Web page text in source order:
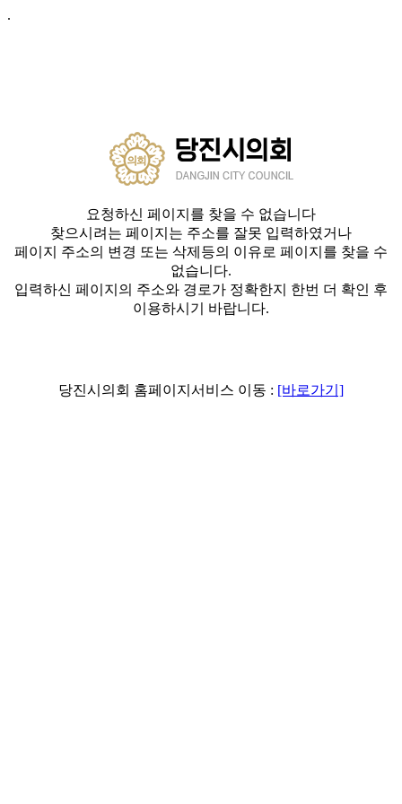
.
요청하신 페이지를 찾을 수 없습니다
찾으시려는 페이지는 주소를 잘못 입력하였거나
페이지 주소의 변경 또는 삭제등의 이유로 페이지를 찾을 수
없습니다.
입력하신 페이지의 주소와 경로가 정확한지 한번 더 확인 후
이용하시기 바랍니다.
당진시의회 홈페이지서비스 이동 : [바로가기]